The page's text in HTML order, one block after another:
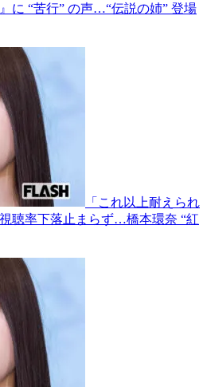
に “苦行” の声…“伝説の姉” 登場
「これ以上耐えられ
聴率下落止まらず…橋本環奈 “紅